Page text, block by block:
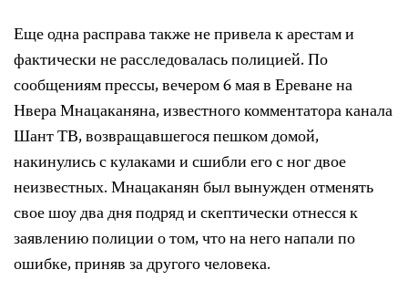
Еще одна расправа также не привела к арестам и
фактически не расследовалась полицией. По
сообщениям прессы, вечером 6 мая в Ереване на
Нвера Мнацаканяна, известного комментатора канала
Шант ТВ, возвращавшегося пешком домой,
накинулись с кулаками и сшибли его с ног двое
неизвестных. Мнацаканян был вынужден отменять
свое шоу два дня подряд и скептически отнесся к
заявлению полиции о том, что на него напали по
ошибке, приняв за другого человека.